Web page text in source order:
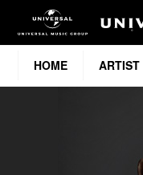
HOME ARTIST